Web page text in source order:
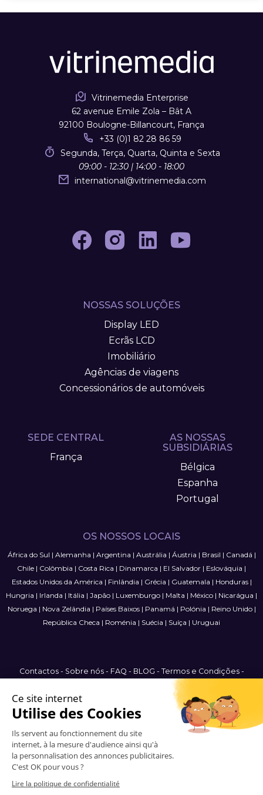
Vitrinemedia Enterprise
62 avenue Emile Zola – Bât A
92100 Boulogne-Billancourt, França
+33 (0)1 82 28 86 59
Segunda, Terça, Quarta, Quinta e Sexta
09:00 - 12:30 | 14:00 - 18:00
international@vitrinemedia.com
NOSSAS SOLUÇÕES
Display LED
Ecrãs LCD
Imobiliário
Agências de viagens
Concessionários de automóveis
SEDE CENTRAL
França
AS NOSSAS
SUBSIDIÁRIAS
Bélgica
Espanha
Portugal
OS NOSSOS LOCAIS
África do Sul | Alemanha | Argentina | Austrália | Áustria | Brasil | Canadá |
Chile | Colômbia | Costa Rica | Dinamarca | El Salvador | Eslováquia |
Estados Unidos da América | Finlândia | Grécia | Guatemala | Honduras|
Hungria | Irlanda | Itália | Japão | Luxemburgo | Malta | México | Nicarágua |
Noruega | Nova Zelândia | Países Baixos| Panamá | Polónia | Reino Unido|
República Checa | Roménia | Suécia | Suíça | Uruguai
Contactos- Sobre nós- FAQ - BLOG - Termos e Condições-
Mapa do Site